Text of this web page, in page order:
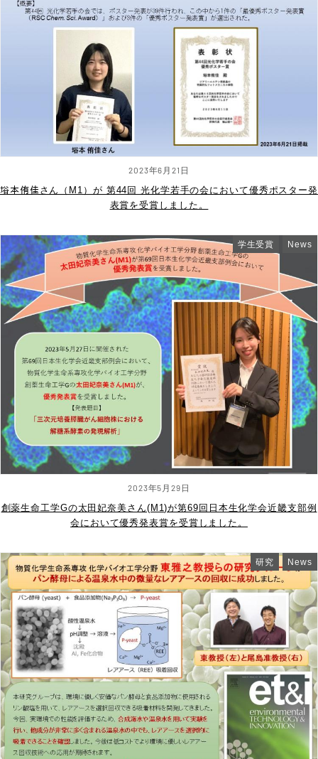
2023年6月21日
﨏本侑佳さん（M1）が 第44回 光化学若手の会において優秀ポスター発
表賞を受賞しました。
2023年5月29日
学生受賞 News
創薬生命工学Gの太田妃奈美さん(M1)が第69回日本生化学会近畿支部例
会において優秀発表賞を受賞しました。
研究 News